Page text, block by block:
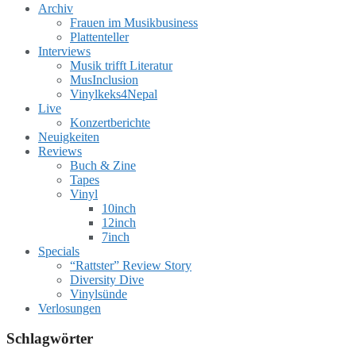
Archiv
Frauen im Musikbusiness
Plattenteller
Interviews
Musik trifft Literatur
MusInclusion
Vinylkeks4Nepal
Live
Konzertberichte
Neuigkeiten
Reviews
Buch & Zine
Tapes
Vinyl
10inch
12inch
7inch
Specials
“Rattster” Review Story
Diversity Dive
Vinylsünde
Verlosungen
Schlagwörter